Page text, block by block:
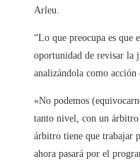
Arleu.
“Lo que preocupa es que
oportunidad de revisar la
analizándola como acción
«No podemos
tanto nivel, con un
árbitro tiene que trabajar
ahora pasará por el